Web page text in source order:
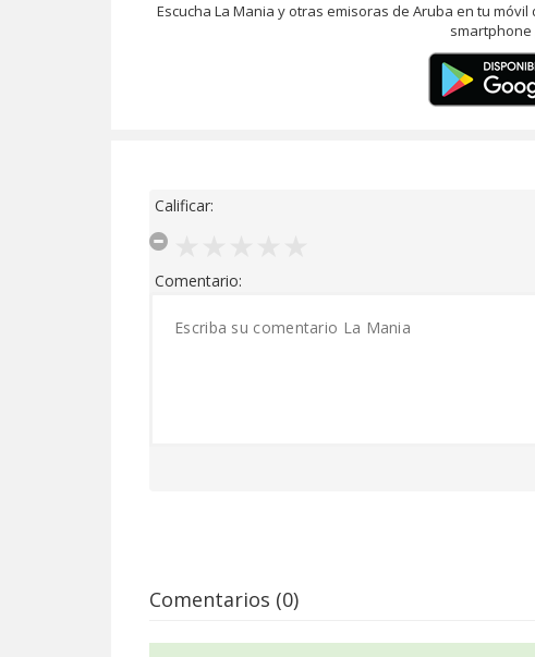
Escucha La Mania y otras emisoras de Aruba en tu
smartphone
Calificar:
Comentario:
Comentarios (0)